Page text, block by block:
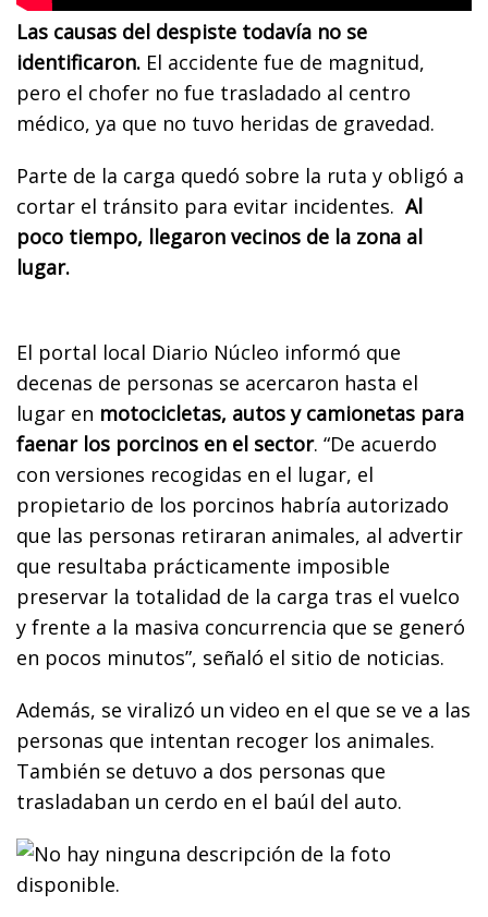
Las causas del despiste todavía no se
identificaron. El accidente fue de magnitud,
pero el chofer no fue trasladado al centro
médico, ya que no tuvo heridas de gravedad.
Parte de la carga quedó sobre la ruta y obligó a
cortar el tránsito para evitar incidentes. Al
poco tiempo, llegaron vecinos de la zona al
lugar.
El portal local Diario Núcleo informó que
decenas de personas se acercaron hasta el
lugar en motocicletas, autos y camionetas para
faenar los porcinos en el sector. “De acuerdo
con versiones recogidas en el lugar, el
propietario de los porcinos habría autorizado
que las personas retiraran animales, al advertir
que resultaba prácticamente imposible
preservar la totalidad de la carga tras el vuelco
y frente a la masiva concurrencia que se generó
en pocos minutos”, señaló el sitio de noticias.
Además, se viralizó un video en el que se ve a las
personas que intentan recoger los animales.
También se detuvo a dos personas que
trasladaban un cerdo en el baúl del auto.